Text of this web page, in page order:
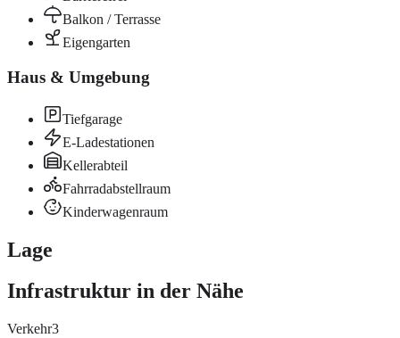
Balkon / Terrasse
Eigengarten
Haus & Umgebung
Tiefgarage
E-Ladestationen
Kellerabteil
Fahrradabstellraum
Kinderwagenraum
Lage
Infrastruktur in der Nähe
Verkehr3